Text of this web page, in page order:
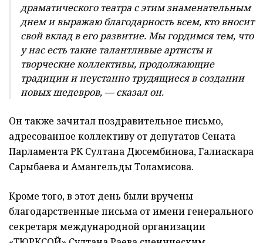
драматического театра с этим знаменательным
днем и выражаю благодарность всем, кто вносит
свой вклад в его развитие. Мы гордимся тем, что
у нас есть такие талантливые артисты и
творческие коллективы, продолжающие
традиции и неустанно трудящиеся в создании
новых шедевров, — сказал он.
Он также зачитал поздравительное письмо,
адресованное коллективу от депутатов Сената
Парламента РК Султана Дюсембинова, Галиаскара
Сарыбаева и Амангельды Толамисова.
Кроме того, в этот день были вручены
благодарственные письма от имени генерального
секретаря международной организации